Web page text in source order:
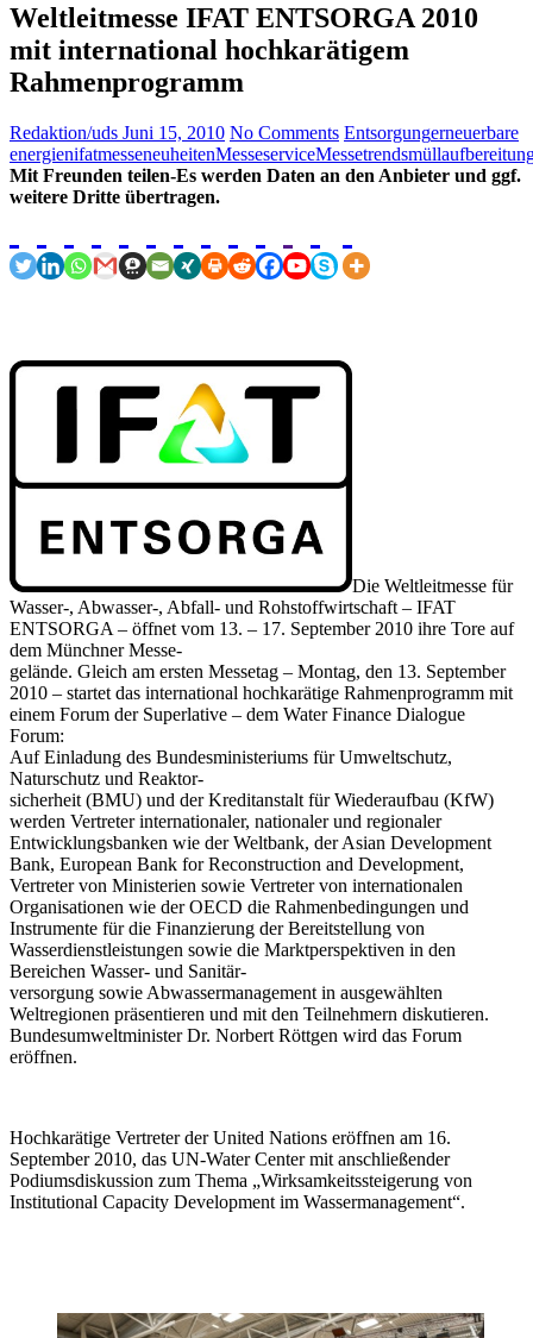
Weltleitmesse IFAT ENTSORGA 2010
mit international hochkarätigem
Rahmenprogramm
Redaktion/uds Juni 15, 2010 No Comments Entsorgungerneuerbare
energienifatmesseneuheitenMesseserviceMessetrends
Mit Freunden teilen-Es werden Daten an den Anbieter und ggf.
weitere Dritte übertragen.
Die Weltleitmesse für
Wasser-, Abwasser-, Abfall- und Rohstoffwirtschaft – IFAT
ENTSORGA – öffnet vom 13. – 17. September 2010 ihre Tore auf
dem Münchner Messe-
gelände. Gleich am ersten Messetag – Montag, den 13. September
2010 – startet das international hochkarätige Rahmenprogramm mit
einem Forum der Superlative – dem Water Finance Dialogue
Forum:
Auf Einladung des Bundesministeriums für Umweltschutz,
Naturschutz und Reaktor-
sicherheit (BMU) und der Kreditanstalt für Wiederaufbau (KfW)
werden Vertreter internationaler, nationaler und regionaler
Entwicklungsbanken wie der Weltbank, der Asian Development
Bank, European Bank for Reconstruction and Development,
Vertreter von Ministerien sowie Vertreter von internationalen
Organisationen wie der OECD die Rahmenbedingungen und
Instrumente für die Finanzierung der Bereitstellung von
Wasserdienstleistungen sowie die Marktperspektiven in den
Bereichen Wasser- und Sanitär-
versorgung sowie Abwassermanagement in ausgewählten
Weltregionen präsentieren und mit den Teilnehmern diskutieren.
Bundesumweltminister Dr. Norbert Röttgen wird das Forum
eröffnen.
Hochkarätige Vertreter der United Nations eröffnen am 16.
September 2010, das UN-Water Center mit anschließender
Podiumsdiskussion zum Thema „Wirksamkeitssteigerung von
Institutional Capacity Development im Wassermanagement“.